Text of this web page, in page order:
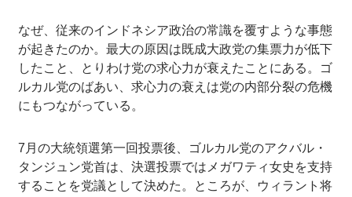
なぜ、従来のインドネシア政治の常識を覆すような事態
が起きたのか。最大の原因は既成大政党の集票力が低下
したこと、とりわけ党の求心力が衰えたことにある。ゴ
ルカル党のばあい、求心力の衰えは党の内部分裂の危機
にもつながっている。
7月の大統領選第一回投票後、ゴルカル党のアクバル・
タンジュン党首は、決選投票ではメガワティ女史を支持
することを党議として決めた。ところが、ウィラント将